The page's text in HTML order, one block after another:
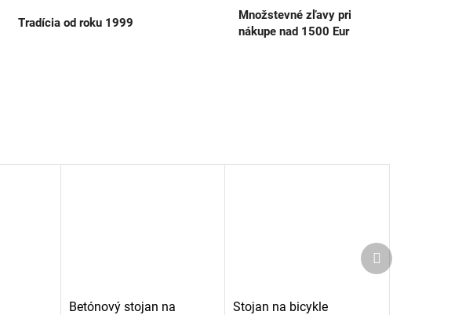
Tradícia od roku 1999
Množstevné zľavy pri
nákupe nad 1500 Eur
Betónový stojan na
Stojan na bicykle
Ďalší
produkt